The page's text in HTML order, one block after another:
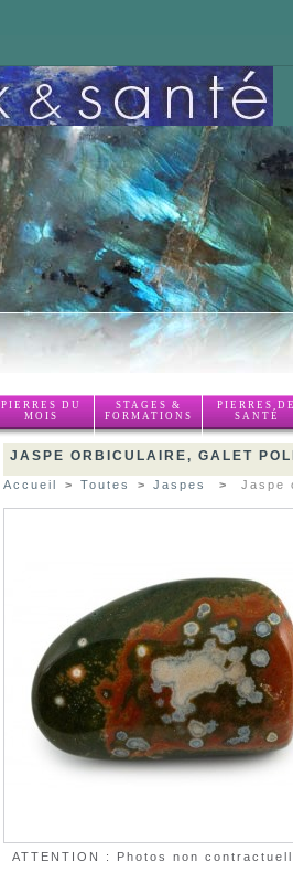
PIERRES DU
MOIS
STAGES &
FORMATIONS
PIERRES DE
SANTÉ
JASPE ORBICULAIRE, GALET POLI
Accueil > Toutes > Jaspes > Jaspe
ATTENTION : Photos non